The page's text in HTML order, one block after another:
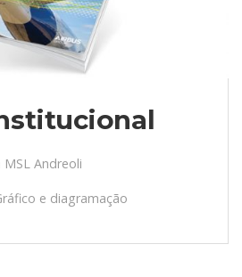
MSL Andreoli
e diagramação